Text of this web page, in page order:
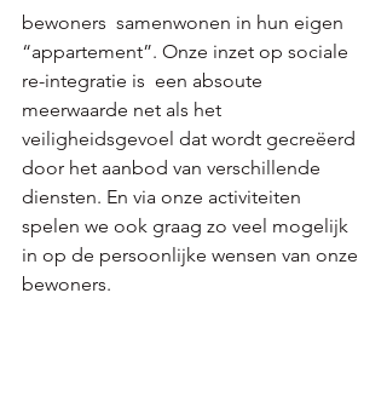
bewoners  samenwonen in hun eigen
“appartement”. Onze inzet op sociale
re-integratie is  een absoute
meerwaarde net als het
veiligheidsgevoel dat wordt gecreëerd
door het aanbod van verschillende
diensten. En via onze activiteiten
spelen we ook graag zo veel mogelijk
in op de persoonlijke wensen van onze
bewoners.